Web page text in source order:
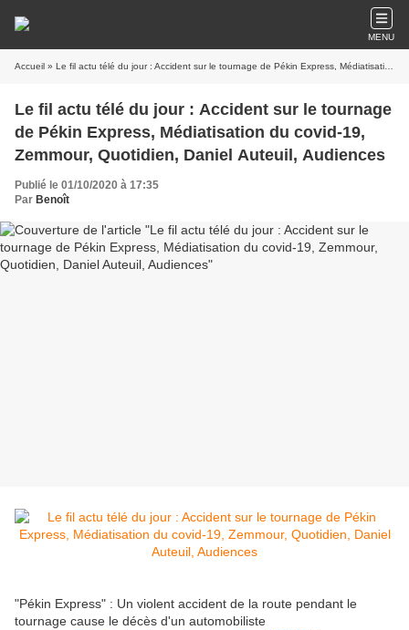
MENU
Accueil » Le fil actu télé du jour : Accident sur le tournage de Pékin Express, Médiatisation du covid-19, Zemmour, Quotidien, Daniel Auteuil, Audiences
Le fil actu télé du jour : Accident sur le tournage
de Pékin Express, Médiatisation du covid-19,
Zemmour, Quotidien, Daniel Auteuil, Audiences
Publié le 01/10/2020 à 17:35
Par Benoît
"Pékin Express" : Un violent accident de la route pendant le
tournage cause le décès d'un automobiliste